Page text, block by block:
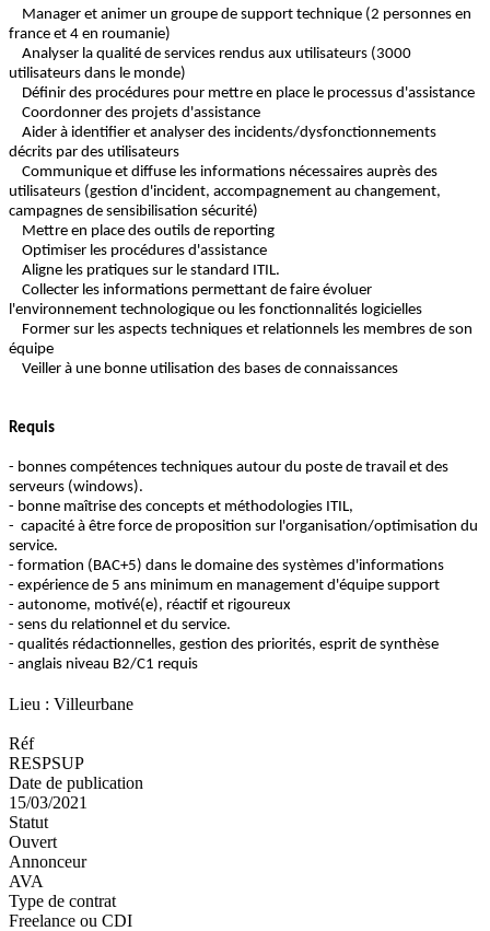
Manager et animer un groupe de support technique (2 personnes en
france et 4 en roumanie)
Analyser la qualité de services rendus aux utilisateurs (3000
utilisateurs dans le monde)
Définir des procédures pour mettre en place le processus d'assistance
Coordonner des projets d'assistance
Aider à identifier et analyser des incidents/dysfonctionnements
décrits par des utilisateurs
Communique et diffuse les informations nécessaires auprès des
utilisateurs (gestion d'incident, accompagnement au changement,
campagnes de sensibilisation sécurité)
Mettre en place des outils de reporting
Optimiser les procédures d'assistance
Aligne les pratiques sur le standard ITIL.
Collecter les informations permettant de faire évoluer
l'environnement technologique ou les fonctionnalités logicielles
Former sur les aspects techniques et relationnels les membres de son
équipe
Veiller à une bonne utilisation des bases de connaissances
Requis
- bonnes compétences techniques autour du poste de travail et des
serveurs (windows).
- bonne maîtrise des concepts et méthodologies ITIL,
- capacité à être force de proposition sur l'organisation/optimisation du
service.
- formation (BAC+5) dans le domaine des systèmes d'informations
- expérience de 5 ans minimum en management d'équipe support
- autonome, motivé(e), réactif et rigoureux
- sens du relationnel et du service.
- qualités rédactionnelles, gestion des priorités, esprit de synthèse
- anglais niveau B2/C1 requis
Lieu : Villeurbane
Réf
RESPSUP
Date de publication
15/03/2021
Statut
Ouvert
Annonceur
AVA
Type de contrat
Freelance ou CDI